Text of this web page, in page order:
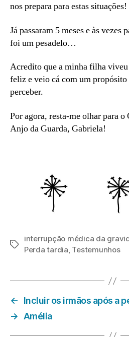
nos prepara para estas situações!
Já passaram 5 meses e às vezes
foi um pesadelo…
Acredito que a minha filha
feliz e veio cá com um
perceber.
Por agora, resta-me olhar para
Anjo da Guarda, Gabriela!
Etiquetas
interrupção médica da
Perda tardia, Testemunhos
←
Incluir os irmãos após a
→ Amélia